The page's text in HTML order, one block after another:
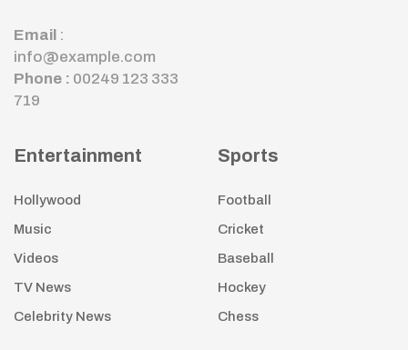
Email :
info@example.com
Phone : 00249 123 333
719
Entertainment
Hollywood
Music
Videos
TV News
Celebrity News
Sports
Football
Cricket
Baseball
Hockey
Chess